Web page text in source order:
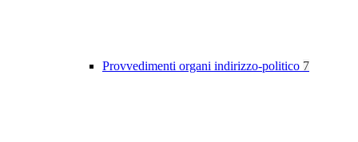
Provvedimenti organi indirizzo-politico 7